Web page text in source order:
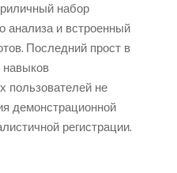
набор
анализа и встроенный
Последний прост в
пользователей не
демонстрационной
регистрации.